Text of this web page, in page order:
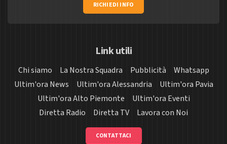
RICHIEDI INFO
Link utili
Chi siamo La Nostra Squadra Pubblicità
Whatsapp
Ultim'ora News
Ultim'ora Alessandria
Ultim'ora Pavia
Ultim'ora Alto Piemonte
Ultim'ora Eventi
Diretta Radio
Diretta TV Lavora con Noi
CONTATTACI